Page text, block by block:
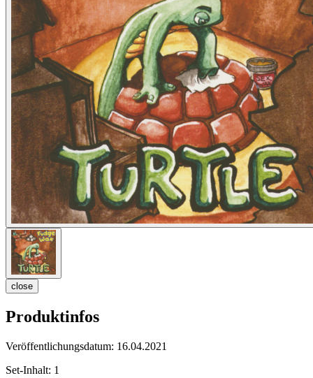
close
Produktinfos
Veröffentlichungsdatum: 16.04.2021
Set-Inhalt: 1